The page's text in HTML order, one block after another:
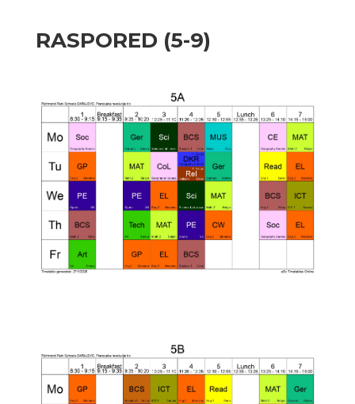
RASPORED (5-9)